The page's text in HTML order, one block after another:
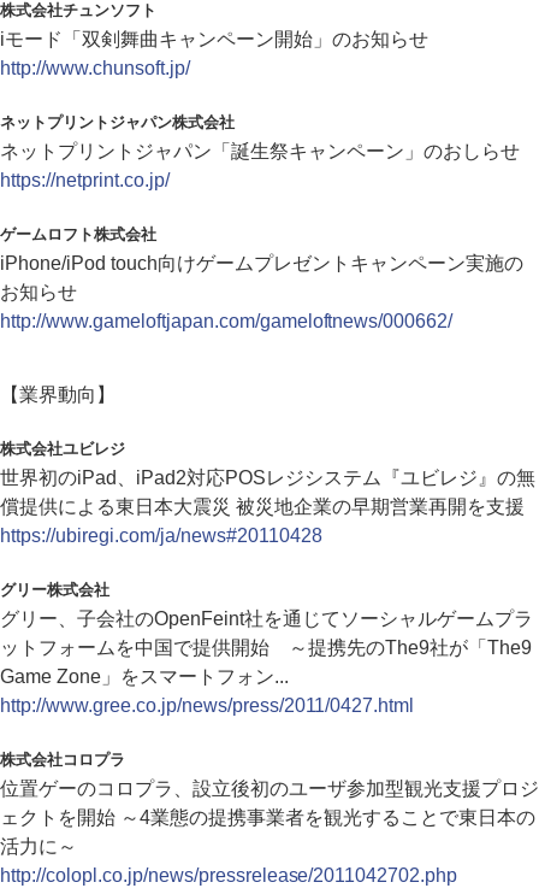
株式会社チュンソフト
iモード「双剣舞曲キャンペーン開始」のお知らせ
http://www.chunsoft.jp/
ネットプリントジャパン株式会社
ネットプリントジャパン「誕生祭キャンペーン」のおしらせ
https://netprint.co.jp/
ゲームロフト株式会社
iPhone/iPod touch向けゲームプレゼントキャンペーン実施の
お知らせ
http://www.gameloftjapan.com/gameloftnews/000662/
【業界動向】
株式会社ユビレジ
世界初のiPad、iPad2対応POSレジシステム『ユビレジ』の無
償提供による東日本大震災 被災地企業の早期営業再開を支援
https://ubiregi.com/ja/news#20110428
グリー株式会社
グリー、子会社のOpenFeint社を通じてソーシャルゲームプラ
ットフォームを中国で提供開始 ～提携先のThe9社が「The9
Game Zone」をスマートフォン...
http://www.gree.co.jp/news/press/2011/0427.html
株式会社コロプラ
位置ゲーのコロプラ、設立後初のユーザ参加型観光支援プロジ
ェクトを開始 ～4業態の提携事業者を観光することで東日本の
活力に～
http://colopl.co.jp/news/pressrelease/2011042702.php